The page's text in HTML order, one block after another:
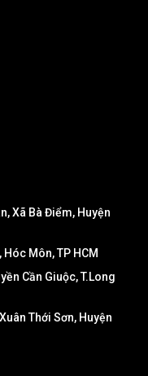
Xã Bà Điểm, Huyện
Môn, TP HCM
Cần Giuộc, T.Long
Thới Sơn, Huyện